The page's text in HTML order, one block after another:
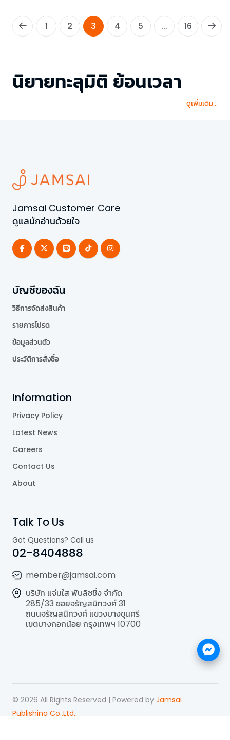
1 2 3 4 5 ... 16
นิยายทะลุมิติ ย้อนเวลา
ดูเพิ่มเติม...
Jamsai Customer Care
ดูแลนักอ่านด้วยใจ
บัญชีของฉัน
วิธีการจัดส่งสินค้า
รายการโปรด
ข้อมูลส่วนตัว
ประวัติการสั่งซื้อ
Information
Privacy Policy
Latest News
Careers
Contact Us
About
Talk To Us
Got Questions? Call us
02-8404888
member@jamsai.com
บริษัท แจ่มใส พับลิชชิ่ง จำกัด
285/33 ซอยจรัญสนิทวงศ์ 31
ถนนจรัญสนิทวงศ์ แขวงบางขุนศรี
เขตบางกอกน้อย กรุงเทพฯ 10700
© 2026 All Rights Reserved | Powered by Jamsai
Publishing Co.,Ltd..